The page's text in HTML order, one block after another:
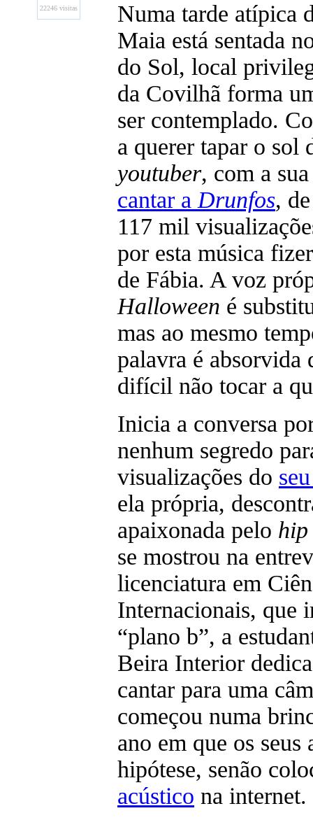
22246 visitas
Numa tarde atípica
Maia está sentada
do Sol, local
da Covilhã forma
ser contemplado.
a querer tapar o sol
youtuber, com a
cantar a Drunfos,
117 mil
por esta música
de Fábia. A voz
Halloween é
mas ao mesmo
palavra é absorvida
difícil não tocar a
Inicia a conversa
nenhum segredo
visualizações do
ela própria,
apaixonada pelo hip
se mostrou na
licenciatura em
Internacionais, que
“plano b”, a
Beira Interior
cantar para uma
começou numa
ano em que os
hipótese, senão
acústico na internet.